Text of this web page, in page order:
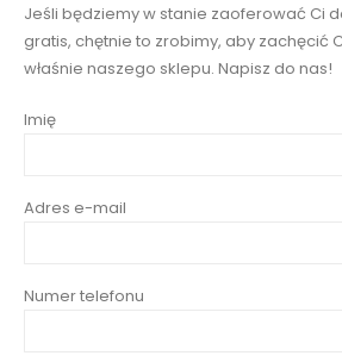
Jeśli będziemy w stanie zaoferować Ci
gratis, chętnie to zrobimy, aby zachęcić
właśnie naszego sklepu. Napisz do nas!
Imię
Adres e-mail
Numer telefonu